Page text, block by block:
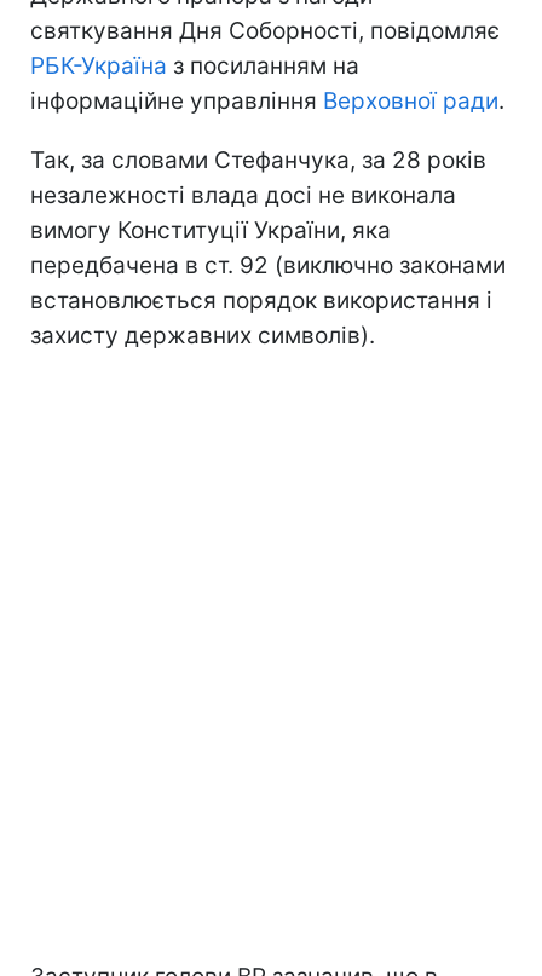
святкування Дня Соборності, повідомляє
РБК-Україна з посиланням на
інформаційне управління Верховної ради.
Так, за словами Стефанчука, за 28 років
незалежності влада досі не виконала
вимогу Конституції України, яка
передбачена в ст. 92 (виключно законами
встановлюється порядок використання і
захисту державних символів).